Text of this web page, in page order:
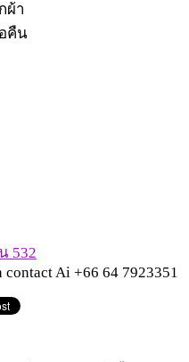
ผ้า
คืน
532
Ai +66 64 7923351